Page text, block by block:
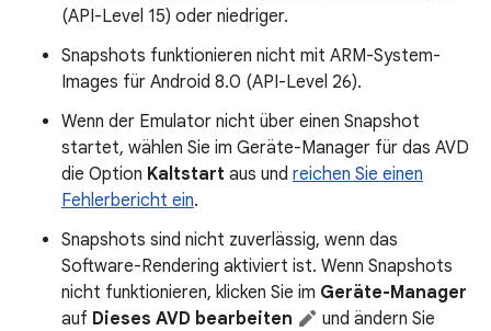
(API-Level 15) oder niedriger.
Snapshots funktionieren nicht mit ARM-System-
Images für Android 8.0 (API-Level 26).
Wenn der Emulator nicht über einen Snapshot
startet, wählen Sie im Geräte-Manager für das AVD
die Option Kaltstart aus und reichen Sie einen
Fehlerbericht ein.
Snapshots sind nicht zuverlässig, wenn das
Software-Rendering aktiviert ist. Wenn Snapshots
nicht funktionieren, klicken Sie im Geräte-Manager
auf Dieses AVD bearbeiten
und ändern Sie